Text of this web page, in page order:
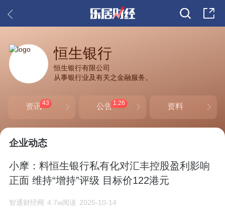
恒生银行
恒生银行有限公司
从事银行业及有关之金融服务。
43
资讯 1.26
公告 资料
企业动态
小摩：料恒生银行私有化对汇丰控股盈利影响
正面 维持“增持”评级 目标价122港元
智通财经网 4.7w阅读 2025-10-14